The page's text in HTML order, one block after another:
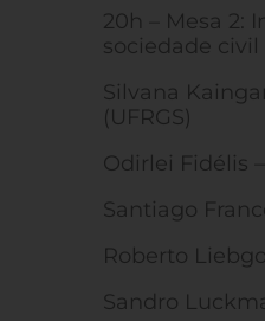
20h – Mesa 2:
sociedade civil
Silvana
(UFRGS)
Odirlei Fidélis
Santiago
Roberto
Sandro